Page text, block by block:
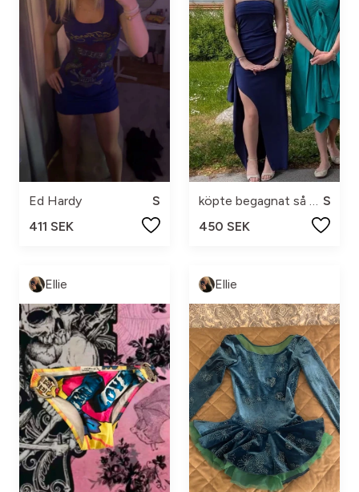
Ed Hardy
S
411 SEK
450 SEK
Ellie Ellie